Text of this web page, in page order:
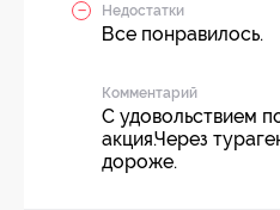
Недостатки
Все понравилось.
Комментарий
С удовольствием
акция.Через
дороже.